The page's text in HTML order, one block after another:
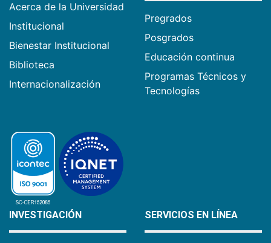
Acerca de la Universidad
Institucional
Bienestar Institucional
Biblioteca
Internacionalización
Pregrados
Posgrados
Educación continua
Programas Técnicos y
Tecnologías
INVESTIGACIÓN SERVICIOS EN LÍNEA